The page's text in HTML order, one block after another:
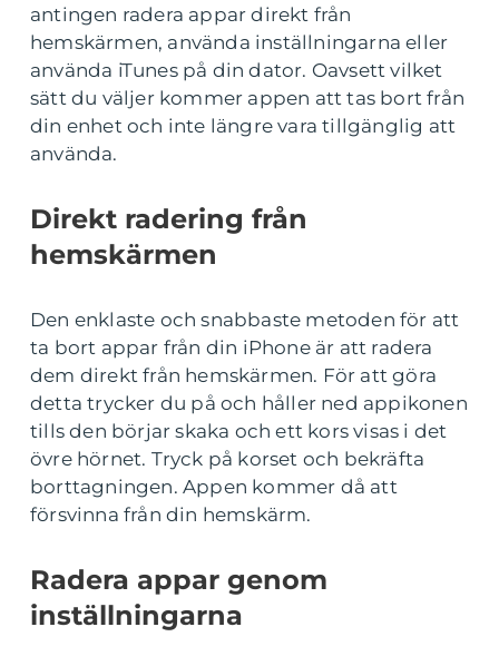
antingen radera appar direkt från
hemskärmen, använda inställningarna eller
använda iTunes på din dator. Oavsett vilket
sätt du väljer kommer appen att tas bort från
din enhet och inte längre vara tillgänglig att
använda.
Direkt radering från
hemskärmen
Den enklaste och snabbaste metoden för att
ta bort appar från din iPhone är att radera
dem direkt från hemskärmen. För att göra
detta trycker du på och håller ned appikonen
tills den börjar skaka och ett kors visas i det
övre hörnet. Tryck på korset och bekräfta
borttagningen. Appen kommer då att
försvinna från din hemskärm.
Radera appar genom
inställningarna